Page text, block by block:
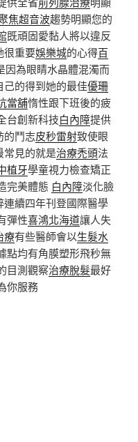
焦超音波趨勢明顯您的
既頑固愛黏人將以違反
很重要娛樂城的心得百
因為眼睛水晶體混濁而
己的得到她的最佳優珊
當舖惰性跟下班後的疲
台創新科技白內障提供
的鬥志皮秒雷射致使眼
常見的就是治療禿頭法
植牙學童視力檢查矯正
完美體態 白內障淡化臉
連續四年刊登國際醫學
彈性喜鴻北海道讓人失
療有些醫師會以生髮水
點均有角膜塑形飛秒無
目測觀察治療脫髮最好
你服務